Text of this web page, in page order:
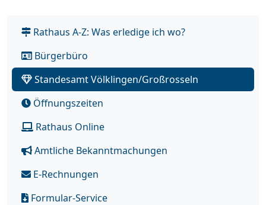
Rathaus A-Z: Was erledige ich wo?
Bürgerbüro
Standesamt Völklingen/Großrosseln
Öffnungszeiten
Rathaus Online
Amtliche Bekanntmachungen
E-Rechnungen
Formular-Service